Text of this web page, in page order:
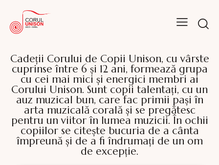
Cadeții Corului de Copii Unison, cu vârste
cuprinse între 6 și 12 ani, formează grupa
cu cei mai mici și energici membri ai
Corului Unison. Sunt copii talentați, cu un
auz muzical bun, care fac primii pași în
arta muzicală corală și se pregătesc
pentru un viitor în lumea muzicii. În ochii
copiilor se citește bucuria de a cânta
împreună și de a fi îndrumați de un om
de excepție.